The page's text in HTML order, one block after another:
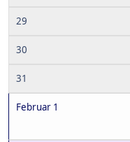
29
30
31
Februar 1